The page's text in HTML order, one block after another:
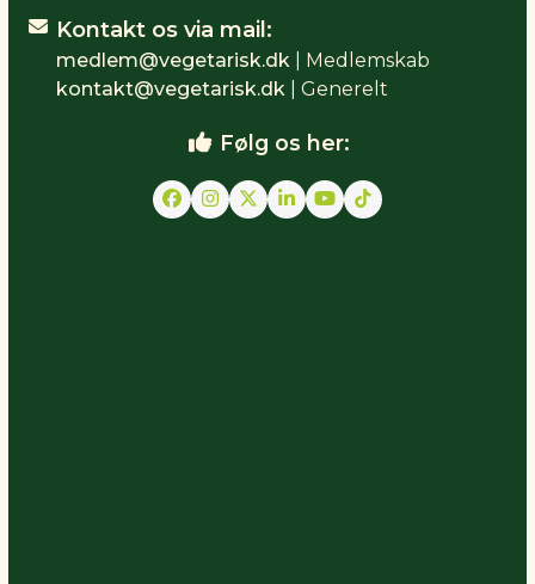
Kontakt os via mail:
medlem@vegetarisk.dk | Medlemskab
kontakt@vegetarisk.dk | Generelt
Følg os her:
Facebook
Instagram
TwitterLinkedIn
YouTube
Tiktok